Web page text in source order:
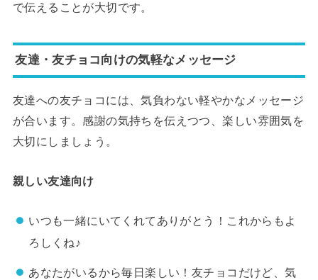
で伝えることが大切です。
友達・友チョコ向けの気軽なメッセージ
友達への友チョコには、気負わない軽やかなメッセージ
が合います。感謝の気持ちを伝えつつ、楽しい雰囲気を
大切にしましょう。
親しい友達向け
いつも一緒にいてくれてありがとう！これからもよ
ろしくね♪
あなたがいるから毎日楽しい！友チョコだけど、気